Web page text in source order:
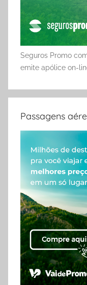
Seguros Promo
emite apólice on-
Passagens